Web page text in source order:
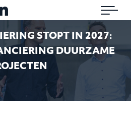
Menu
STOPT IN 2027:
DUURZAME